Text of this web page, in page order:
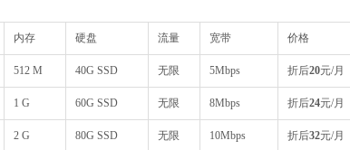
内存 硬盘 流量 宽带 价格
512 M 40G SSD 无限 5Mbps 折后20元/月
1 G 60G SSD 无限 8Mbps 折后24元/月
2 G 80G SSD 无限 10Mbps 折后32元/月